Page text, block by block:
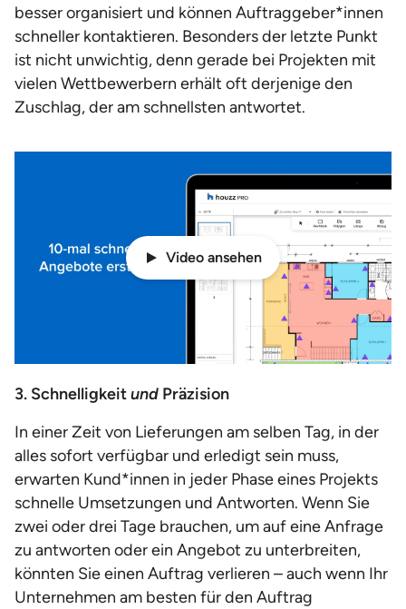
besser organisiert und können Auftraggeber*innen
schneller kontaktieren. Besonders der letzte Punkt
ist nicht unwichtig, denn gerade bei Projekten mit
vielen Wettbewerbern erhält oft derjenige den
Zuschlag, der am schnellsten antwortet.
Video ansehen
3. Schnelligkeitund Präzision
In einer Zeit von Lieferungen am selben Tag, in der
alles sofort verfügbar und erledigt sein muss,
erwarten Kund*innen in jeder Phase eines Projekts
schnelle Umsetzungen und Antworten. Wenn Sie
zwei oder drei Tage brauchen, um auf eine Anfrage
zu antworten oder ein Angebot zu unterbreiten,
könnten Sie einen Auftrag verlieren – auch wenn Ihr
Unternehmen am besten für den Auftrag